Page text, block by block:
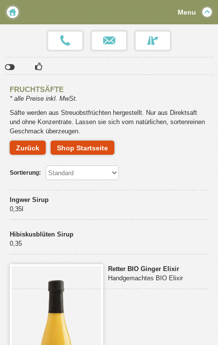
Menu
Klicken
Sie
hier,
um
die
Social-
Media-
Schaltflächen
einzublenden.
Bitte
beachten
Sie,
dass
über
diese
Funktionen
benutzerbezogene
Daten
an
Dritte
übertragen
werden
können.
Klicken
Sie
hier,
um
die
Social-
Media-
Schaltflächen
einzublenden.
Bitte
beachten
Sie,
dass
über
diese
Funktionen
benutzerbezogene
Daten
an
Dritte
übertragen
werden
können.
Klicken
Sie
hier,
um
die
Social-
Media-
Schaltflächen
einzublenden.
Bitte
beachten
Sie,
dass
über
diese
Funktionen
benutzerbezogene
Daten
an
Dritte
übertragen
werden
können.
FRUCHTSÄFTE
* alle Preise inkl. MwSt.
Säfte werden aus Streuobstfrüchten hergestellt. Nur aus Direktsaft
und ohne Konzentrate. Lassen sie sich vom natürlichen, sortenreinen
Geschmack überzeugen.
Zurück Shop Startseite
Sortierung:
Ingwer Sirup
0,35l
Hibiskusblüten Sirup
0,35
Retter BIO Ginger Elixir
Handgemachtes BIO Elixir